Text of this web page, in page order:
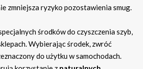
zmniejsza ryzyko pozostawienia smug.
środków do czyszczenia szyb,
Wybierając środek, zwróć
do użytku w samochodach.